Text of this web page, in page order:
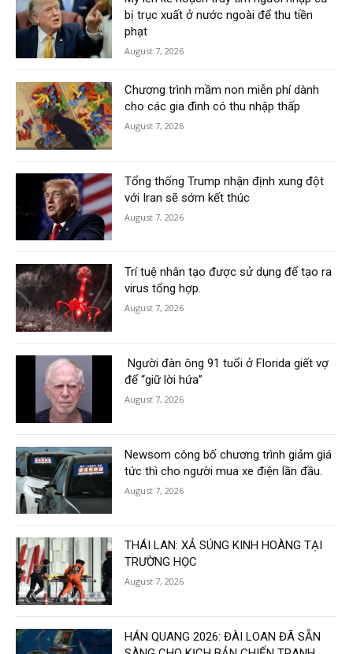
bị trục xuất ở nước ngoài để thu tiền
phạt
August 7, 2026
Chương trình mầm non miễn phí dành
cho các gia đình có thu nhập thấp
August 7, 2026
Tổng thống Trump nhận định xung đột
với Iran sẽ sớm kết thúc
August 7, 2026
Trí tuệ nhân tạo được sử dụng để tạo ra
virus tổng hợp.
August 7, 2026
Người đàn ông 91 tuổi ở Florida giết vợ
để “giữ lời hứa”
August 7, 2026
Newsom công bố chương trình giảm giá
tức thì cho người mua xe điện lần đầu.
August 7, 2026
THÁI LAN: XẢ SÚNG KINH HOÀNG TẠI
TRƯỜNG HỌC
August 7, 2026
HÁN QUANG 2026: ĐÀI LOAN ĐÃ SẴN